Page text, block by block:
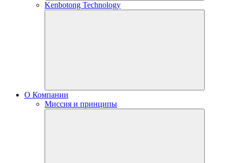
Kenbotong Technology
О Компании
Миссия и принципы